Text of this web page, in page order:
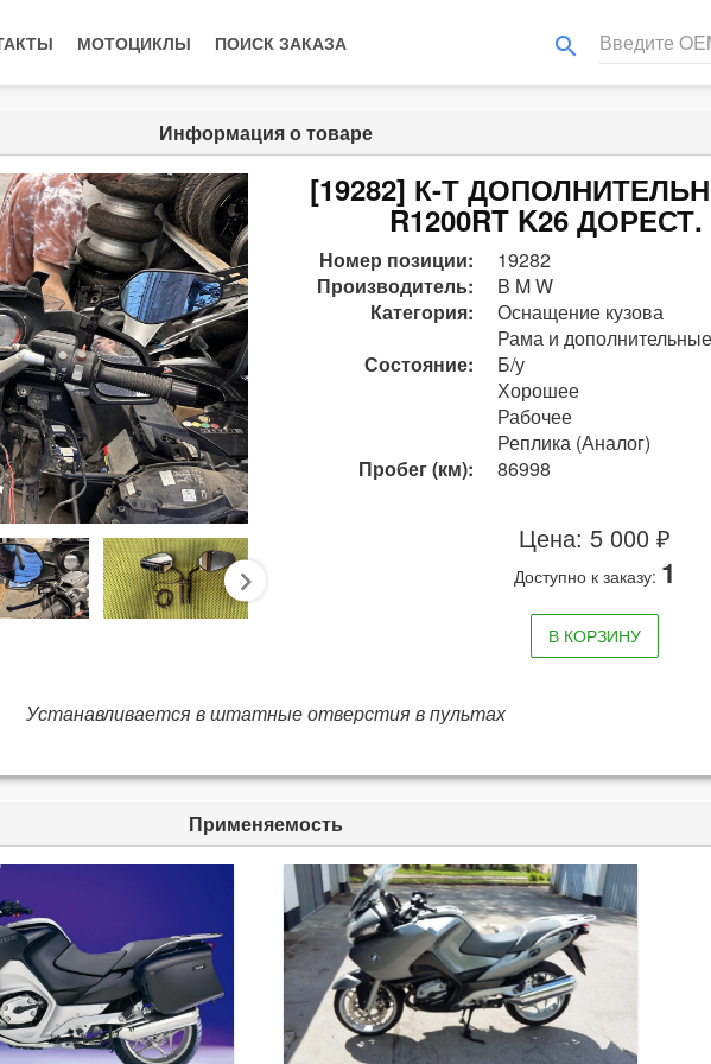
МОТОЦИКЛЫ ПОИСК ЗАКАЗА search
Информация о товаре
next
[19282] К-Т
R1200RT K26 ДОРЕСТ.
Номер позиции:
19282
Производитель:
B M W
Категория:
Оснащение кузова
Рама и
Состояние:
Б/у
Хорошее
Рабочее
Реплика (Аналог)
Пробег (км):
86998
Цена: 5 000 ₽
Доступно к заказу: 1
В КОРЗИНУ
Устанавливается в штатные отверстия в пультах
Применяемость